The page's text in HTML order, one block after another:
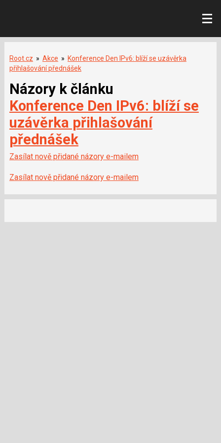
Root.cz » Akce » Konference Den IPv6: blíží se uzávěrka
přihlašování přednášek
Názory k článku
Konference Den IPv6: blíží se
uzávěrka přihlašování
přednášek
Zasílat nově přidané názory e-mailem
Zasílat nově přidané názory e-mailem